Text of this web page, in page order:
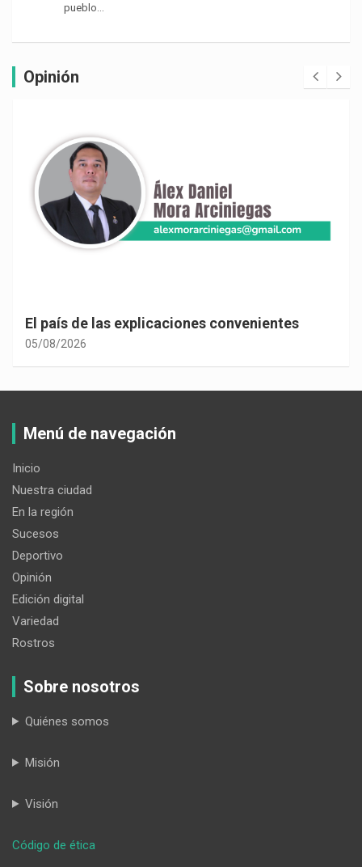
pueblo…
Opinión
El país de las explicaciones convenientes
05/08/2026
Menú de navegación
Inicio
Nuestra ciudad
En la región
Sucesos
Deportivo
Opinión
Edición digital
Variedad
Rostros
Sobre nosotros
Quiénes somos
Misión
Visión
Código de ética